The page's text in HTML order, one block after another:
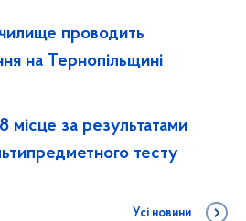
проводить
на Тернопільщині
місце за результатами
тесту
Усі новини